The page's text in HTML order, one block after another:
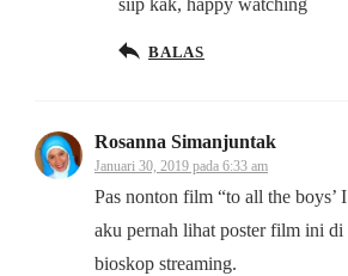
siip kak, happy watching
BALAS
Rosanna Simanjuntak
Januari 30, 2019 pada 6:33 am
Pas nonton film “to all the boys’
aku pernah lihat poster film ini
bioskop streaming.